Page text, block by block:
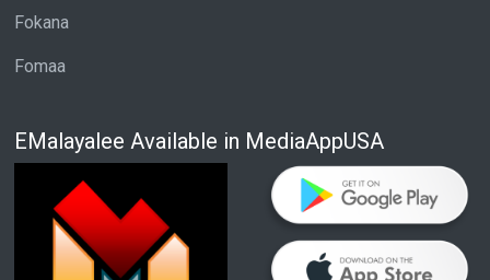
Fokana
Fomaa
EMalayalee Available in MediaAppUSA